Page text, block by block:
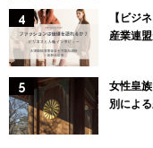
【ビジ
産業連
女性皇
別によ